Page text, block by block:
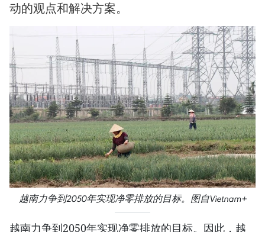
动的观点和解决方案。
越南力争到2050年实现净零排放的目标。图自Vietnam+
越南力争到2050年实现净零排放的目标。因此，越